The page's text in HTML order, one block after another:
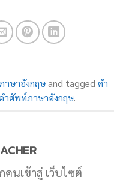
าษาอังกฤษand tagged คำ
ำศัพท์ภาษาอังกฤษ.
นเข้าสู่ เว็บไซต์